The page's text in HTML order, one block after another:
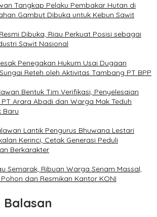
Tangkap Pelaku Pembakar Hutan di
Gambut Dibuka untuk Kebun Sawit
Dibuka, Riau Perkuat Posisi sebagai
Sawit Nasional
Penegakan Hukum Usai Dugaan
Reteh oleh Aktivitas Tambang PT BPP
Bentuk Tim Verifikasi, Penyelesaian
Arara Abadi dan Warga Mak Teduh
Baru
Lantik Pengurus Bhuwana Lestari
Kerinci, Cetak Generasi Peduli
Berkarakter
Semarak, Ribuan Warga Senam Massal,
dan Resmikan Kantor KONI